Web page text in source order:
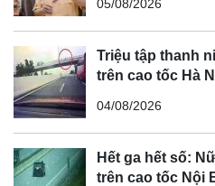
Nội thất Porsche Panamera
Việc loại bỏ các phím bấm vật
lăng không chỉ tạo nên vẻ đẹp
trải nghiệm tương tác với các
05/08/2026
Triệu tập thanh
trên cao tốc Hà
04/08/2026
Hết ga hết số:
trên cao tốc Nội